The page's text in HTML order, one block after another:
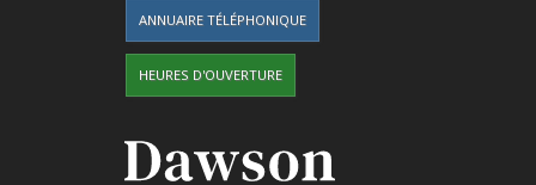
ANNUAIRE TÉLÉPHONIQUE
HEURES D'OUVERTURE